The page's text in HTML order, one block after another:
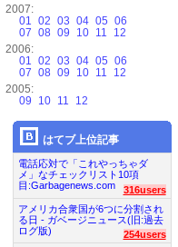
2007:
01 02 03 04 05 06
07 08 09 10 11
12
2006:
01 02 03 04 05 06
07 08 09 10 11
12
2005:
09
10 11 12
はてブ上位記事
電話応対で「これやっちゃダ
メ」なチェックリスト10項
目:Garbagenews.com
316users
アメリカ合衆国が6つに分割され
る日 - ガベージニュース(旧:過去
ログ版)
254users